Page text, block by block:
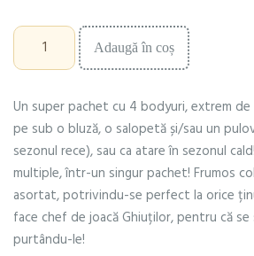
Cantitate
body-
˝fugind
spre
curcubeu˝
bucăți)
Adaugă în coș
Un super pachet cu 4 bodyuri, extrem
pe sub o bluză, o salopetă și/sau un
sezonul rece), sau ca atare în sezonul
multiple, într-un singur pachet! Frumos
asortat, potrivindu-se perfect la orice
face chef de joacă Ghiuților, pentru că
purtându-le!